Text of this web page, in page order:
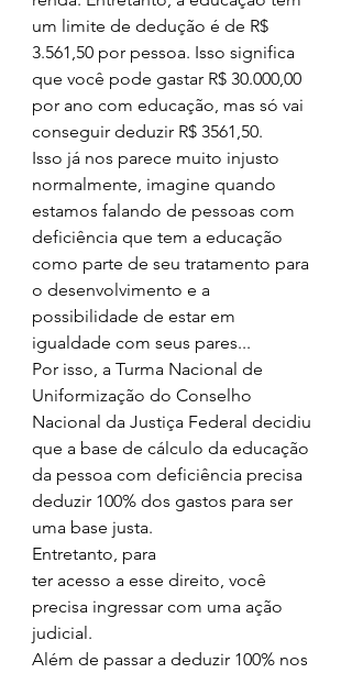
um limite de dedução é de R$
3.561,50 por pessoa. Isso significa
que você pode gastar R$ 30.000,00
por ano com educação, mas só vai
conseguir deduzir R$ 3561,50.
Isso já nos parece muito injusto
normalmente, imagine quando
estamos falando de pessoas com
deficiência que tem a educação
como parte de seu tratamento para
o desenvolvimento e a
possibilidade de estar em
igualdade com seus pares...
Por isso, a Turma Nacional de
Uniformização do Conselho
Nacional da Justiça Federal decidiu
que a base de cálculo da educação
da pessoa com deficiência precisa
deduzir 100% dos gastos para ser
uma base justa.
Entretanto, para
ter acesso a esse direito, você
precisa ingressar com uma ação
judicial.
Além de passar a deduzir 100% nos